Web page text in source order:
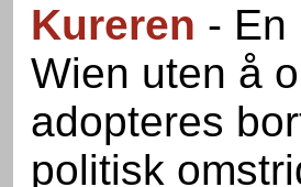
Kureren - En
Wien uten å
adopteres
politisk